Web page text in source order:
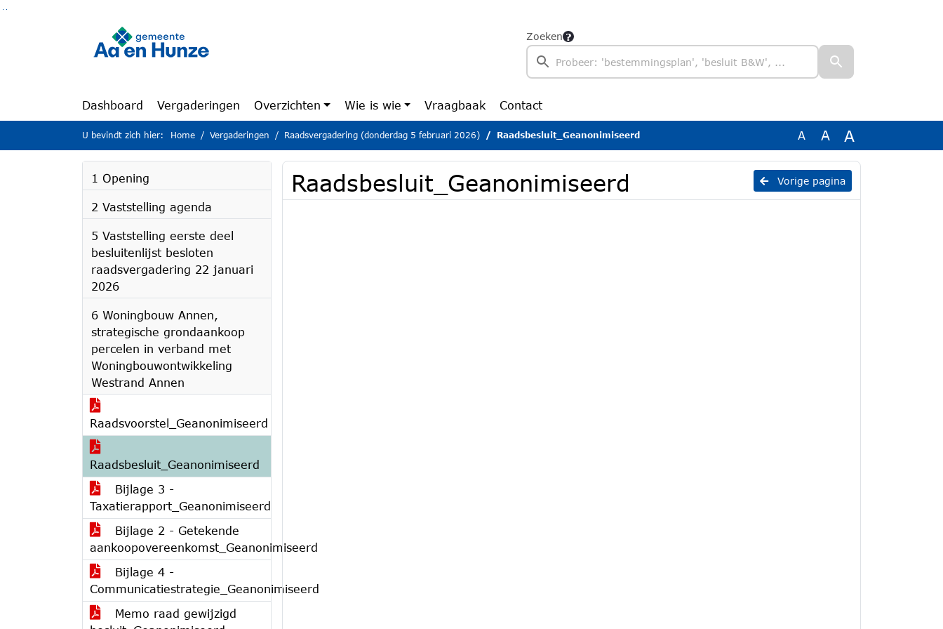
Zoeken
Dashboard Vergaderingen Overzichten Wie is wie Vraagbaak Contact
U bevindt zich hier: Home Vergaderingen Raadsvergadering (donderdag 5 februari 2026) Raadsbesluit_Geanonimiseerd A A A
1 Opening
2 Vaststelling agenda
5 Vaststelling eerste deel
besluitenlijst besloten
raadsvergadering 22 januari
2026
6 Woningbouw Annen,
strategische grondaankoop
percelen in verband met
Woningbouwontwikkeling
Westrand Annen
Raadsvoorstel_Geanonimiseerd
Raadsbesluit_Geanonimiseerd
Bijlage 3 -
Taxatierapport_Geanonimiseerd
Bijlage 2 - Getekende
aankoopovereenkomst_Geanonimiseerd
Bijlage 4 -
Communicatiestrategie_Geanonimiseerd
Memo raad gewijzigd
Vorige pagina
Raadsbesluit_Geanonimiseerd